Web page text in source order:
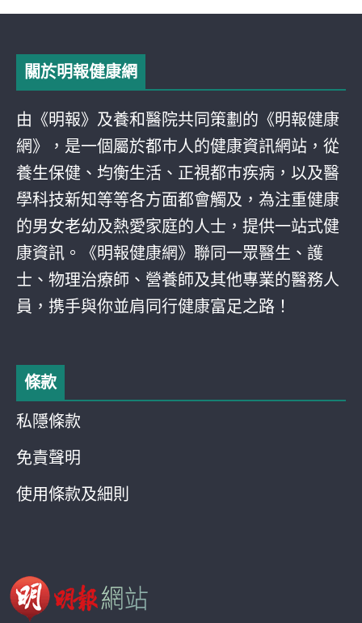
關於明報健康網
由《明報》及養和醫院共同策劃的《明報健康
網》，是一個屬於都巿人的健康資訊網站，從
養生保健、均衡生活、正視都巿疾病，以及醫
學科技新知等等各方面都會觸及，為注重健康
的男女老幼及熱愛家庭的人士，提供一站式健
康資訊。《明報健康網》聯同一眾醫生、護
士、物理治療師、營養師及其他專業的醫務人
員，携手與你並肩同行健康富足之路！
條款
私隱條款
免責聲明
使用條款及細則